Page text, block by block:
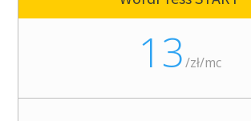
13/zł/mc